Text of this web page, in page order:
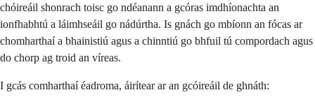
chóireáil shonrach toisc go ndéanann a gcóras imdhíonachta an
ionfhabhtú a láimhseáil go nádúrtha. Is gnách go mbíonn an fócas ar
chomharthaí a bhainistiú agus a chinntiú go bhfuil tú compordach agus
do chorp ag troid an víreas.
I gcás comharthaí éadroma, áirítear ar an gcóireáil de ghnáth: